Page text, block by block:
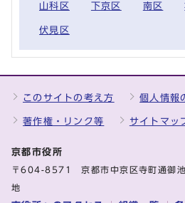
山科区 下京区 南区
伏見区
このサイトの考え方 個人情報
著作権・リンク等 サイトマッ
京都市役所
〒604-8571 京都市中京区寺町通御
地